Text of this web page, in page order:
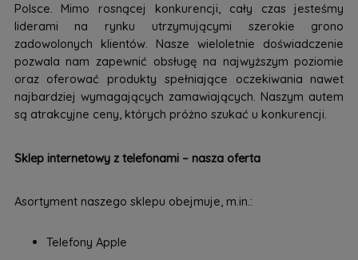
Polsce. Mimo rosnącej konkurencji, cały czas jesteśmy
liderami na rynku utrzymującymi szerokie grono
zadowolonych klientów. Nasze wieloletnie doświadczenie
pozwala nam zapewnić obsługę na najwyższym poziomie
oraz oferować produkty spełniające oczekiwania nawet
najbardziej wymagających zamawiających. Naszym autem
są atrakcyjne ceny, których próżno szukać u konkurencji.
Sklep internetowy z telefonami – nasza oferta
Asortyment naszego sklepu obejmuje, m.in.:
Telefony Apple